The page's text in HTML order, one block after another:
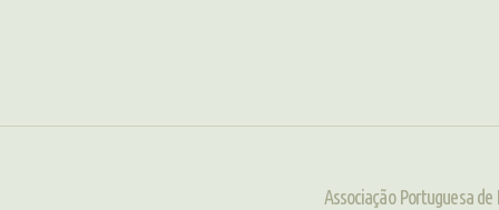
Associação Portuguesa